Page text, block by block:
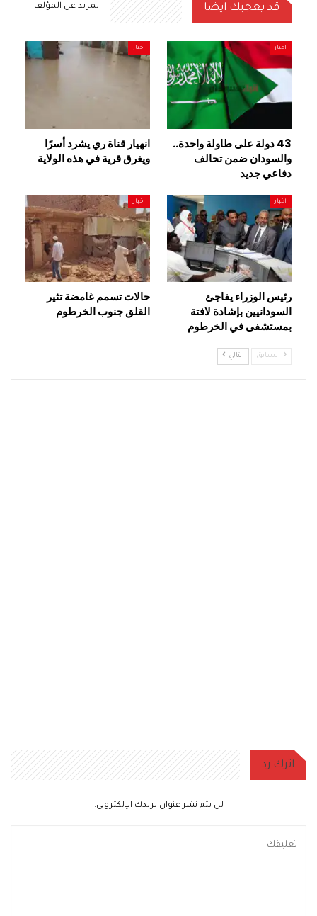
قد يعجبك ايضا المزيد عن المؤلف
اخبار
43 دولة على طاولة واحدة..
والسودان ضمن تحالف
دفاعي جديد
اخبار
انهيار قناة ري يشرد أسرًا
ويغرق قرية في هذه الولاية
اخبار
رئيس الوزراء يفاجئ
السودانيين بإشادة لافتة
بمستشفى في الخرطوم
اخبار
حالات تسمم غامضة تثير
القلق جنوب الخرطوم
السابق التالي
اترك رد
لن يتم نشر عنوان بريدك الإلكتروني.